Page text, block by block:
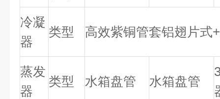
冷凝
器
类型 高效紫铜管套铝翅片式
蒸发
器
类型 水箱盘管 水箱盘管